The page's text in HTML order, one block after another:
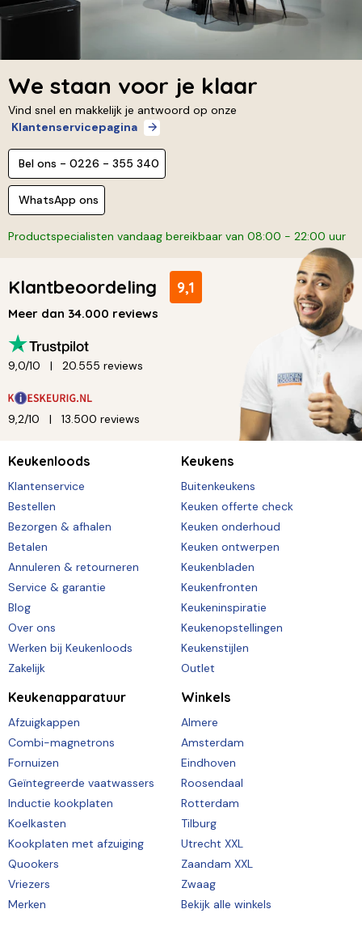
We staan voor je klaar
Vind snel en makkelijk je antwoord op onze
Klantenservicepagina
Bel ons - 0226 - 355 340
WhatsApp ons
Productspecialisten vandaag bereikbaar van 08:00 - 22:00 uur
Klantbeoordeling 9,1
Meer dan 34.000 reviews
9,0/10 20.555 reviews
9,2/10 13.500 reviews
Keukenloods
Klantenservice
Bestellen
Bezorgen & afhalen
Betalen
Annuleren & retourneren
Service & garantie
Blog
Over ons
Werken bij Keukenloods
Zakelijk
Keukens
Buitenkeukens
Keuken offerte check
Keuken onderhoud
Keuken ontwerpen
Keukenbladen
Keukenfronten
Keukeninspiratie
Keukenopstellingen
Keukenstijlen
Outlet
Keukenapparatuur
Afzuigkappen
Combi-magnetrons
Fornuizen
Geïntegreerde vaatwassers
Inductie kookplaten
Koelkasten
Kookplaten met afzuiging
Quookers
Vriezers
Merken
Winkels
Almere
Amsterdam
Eindhoven
Roosendaal
Rotterdam
Tilburg
Utrecht XXL
Zaandam XXL
Zwaag
Bekijk alle winkels